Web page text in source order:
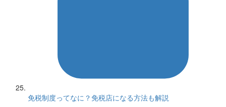
免税制度ってなに？免税店になる方法も解説